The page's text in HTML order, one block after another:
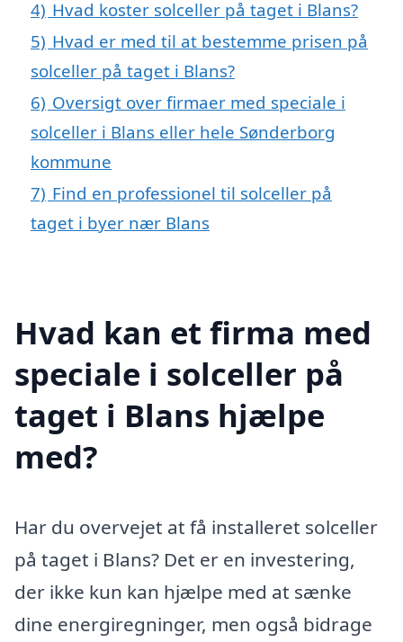
4) Hvad koster solceller på taget i Blans?
5) Hvad er med til at bestemme prisen på
solceller på taget i Blans?
6) Oversigt over firmaer med speciale i
solceller i Blans eller hele Sønderborg
kommune
7) Find en professionel til solceller på
taget i byer nær Blans
Hvad kan et firma med
speciale i solceller på
taget i Blans hjælpe
med?
Har du overvejet at få installeret solceller
på taget i Blans? Det er en investering,
der ikke kun kan hjælpe med at sænke
dine energiregninger, men også bidrage